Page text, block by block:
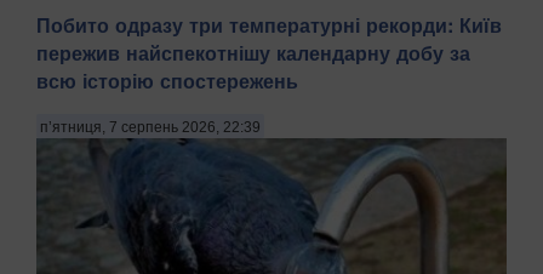
Побито одразу три температурні рекорди: Київ
пережив найспекотнішу календарну добу за
всю історію спостережень
п’ятниця, 7 серпень 2026, 22:39